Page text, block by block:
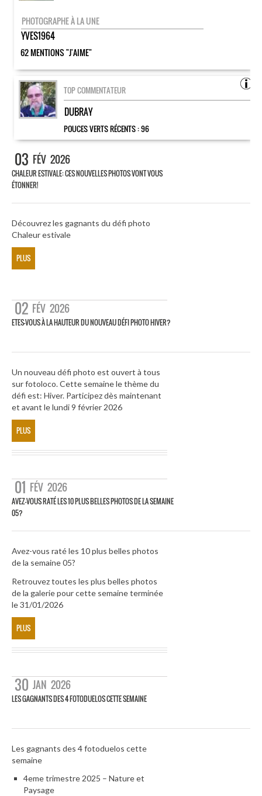
PHOTOGRAPHE À LA UNE
YVES1964
62 MENTIONS "J'AIME"
TOP COMMENTATEUR
DUBRAY
POUCES VERTS RÉCENTS :96
03 FÉV 2026
CHALEUR ESTIVALE: CES NOUVELLES PHOTOS VONT VOUS
ÉTONNER!
Découvrez les gagnants du défi photo
Chaleur estivale
PLUS
02 FÉV 2026
ETES-VOUS À LA HAUTEUR DU NOUVEAU DÉFI PHOTO HIVER?
Un nouveau défi photo est ouvert à tous
sur fotoloco. Cette semaine le thème du
défi est: Hiver. Participez dès maintenant
et avant le lundi 9 février 2026
PLUS
01 FÉV 2026
AVEZ-VOUS RATÉ LES 10 PLUS BELLES PHOTOS DE LA SEMAINE
05?
Avez-vous raté les 10 plus belles photos
de la semaine 05?
Retrouvez toutes les plus belles photos
de la galerie pour cette semaine terminée
le 31/01/2026
PLUS
30 JAN 2026
LES GAGNANTS DES 4 FOTODUELOS CETTE SEMAINE
Les gagnants des 4 fotoduelos cette
semaine
4eme trimestre 2025 – Nature et
Paysage